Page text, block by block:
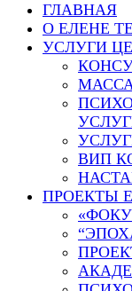
ГЛАВНАЯ
О ЕЛЕНЕ
УСЛУГИ
ВИП
ПРОЕКТЫ